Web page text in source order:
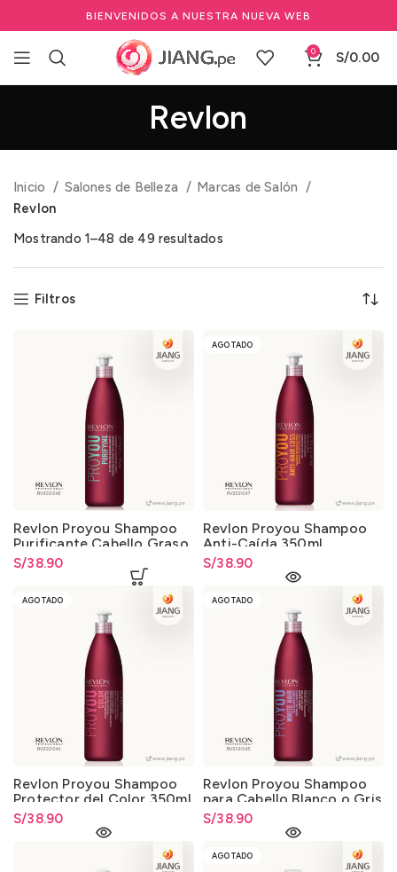
BIENVENIDOS A NUESTRA NUEVA WEB
0 S/0.00
Revlon
Inicio Salones de Belleza
Marcas de Salón
Revlon
Mostrando 1–48 de 49 resultados
Filtros
Revlon Proyou Shampoo
Purificante Cabello Graso
350ml.
S/38.90
AGOTADO
Revlon Proyou Shampoo
Anti-Caída 350ml.
S/38.90
AGOTADO
Revlon Proyou Shampoo
Protector del Color 350ml.
S/38.90
AGOTADO
Revlon Proyou Shampoo
para Cabello Blanco o Gris
350ml.
S/38.90
AGOTADO